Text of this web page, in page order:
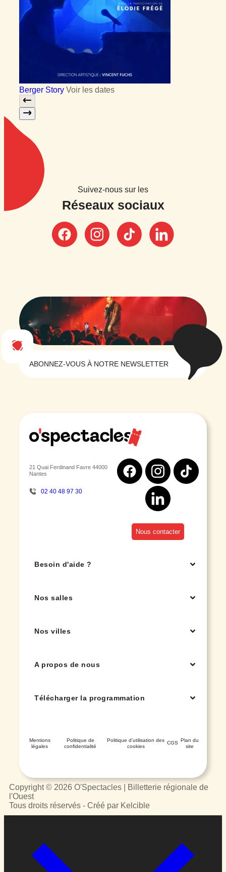
Berger Story Voir les dates
Suivez-nous sur les
Réseaux sociaux
ABONNEZ-VOUS À NOTRE NEWSLETTER
21 Quai Ferdinand Favre 44000
Nantes
02 40 48 97 30
Nous contacter
Besoin d'aide ?
Nos salles
Nos villes
A propos de nous
Télécharger la programmation
Mentions
légales
Politique de
confidentialité
Politique d’utilisation des
cookies
CGS Plan du
site
Copyright © 2026 O'Spectacles | Billetterie régionale de
l'Ouest
Tous droits réservés - Créé par Kelcible